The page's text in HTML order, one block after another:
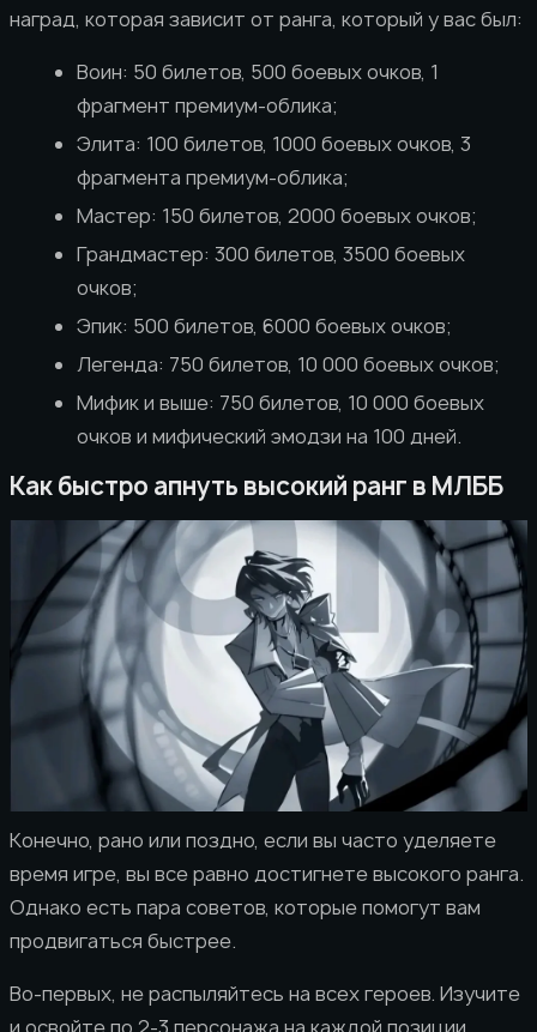
наград, которая зависит от ранга, который у вас был:
Воин: 50 билетов, 500 боевых очков, 1
фрагмент премиум-облика;
Элита: 100 билетов, 1000 боевых очков, 3
фрагмента премиум-облика;
Мастер: 150 билетов, 2000 боевых очков;
Грандмастер: 300 билетов, 3500 боевых
очков;
Эпик: 500 билетов, 6000 боевых очков;
Легенда: 750 билетов, 10 000 боевых очков;
Мифик и выше: 750 билетов, 10 000 боевых
очков и мифический эмодзи на 100 дней.
Как быстро апнуть высокий ранг в МЛББ
Конечно, рано или поздно, если вы часто уделяете
время игре, вы все равно достигнете высокого ранга.
Однако есть пара советов, которые помогут вам
продвигаться быстрее.
Во-первых, не распыляйтесь на всех героев. Изучите